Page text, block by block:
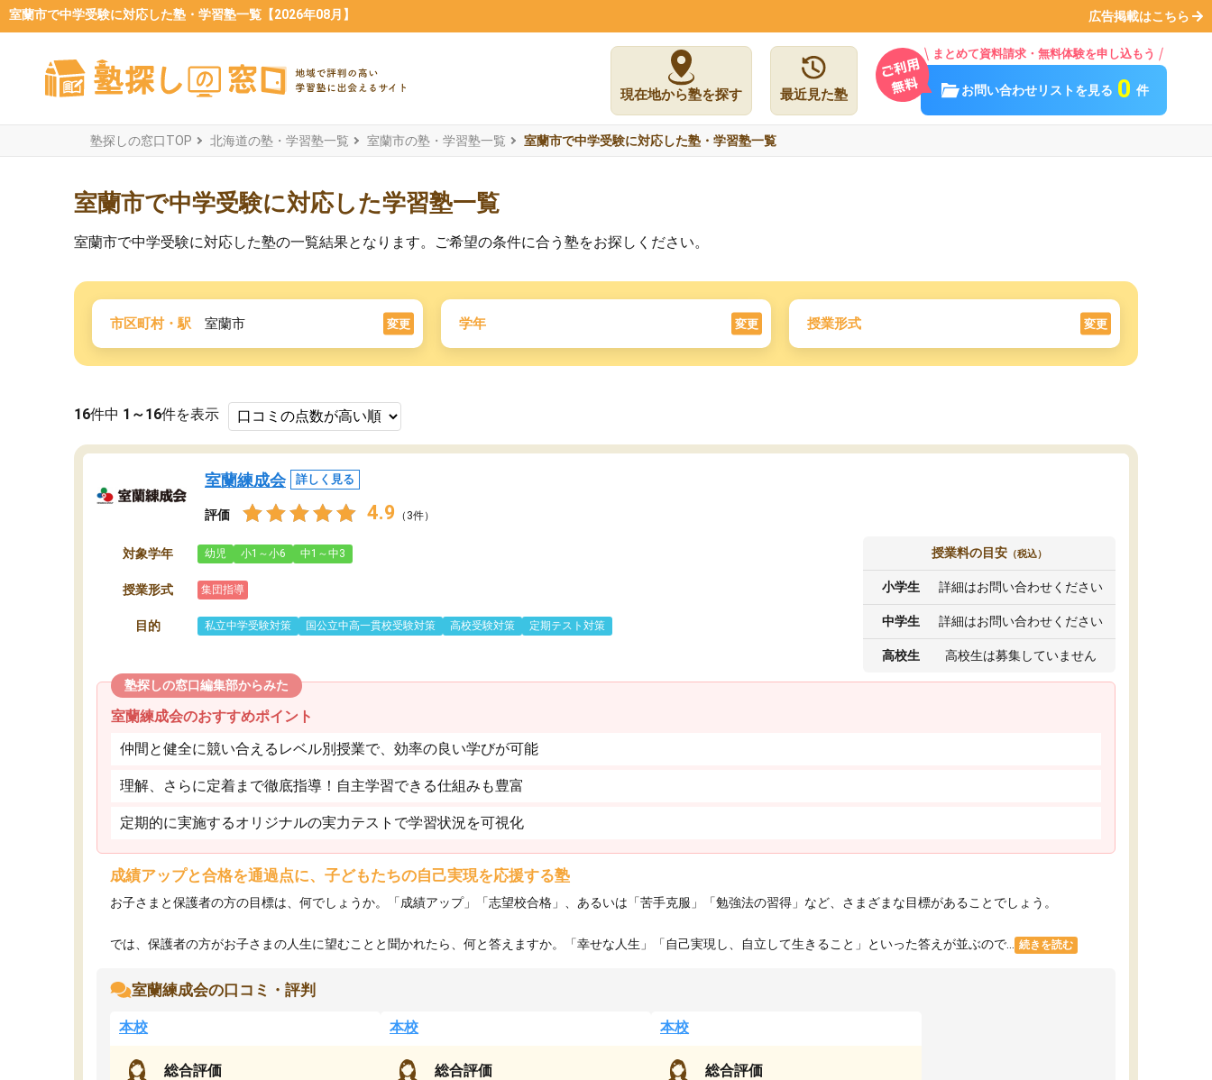
室蘭市で中学受験に対応した塾・学習塾一覧【2026年08月】 広告掲載はこちら
現在地から塾を探す 最近見た塾
まとめて資料請求・無料体験を申し込もう
お問い合わせリストを見る 0 件
塾探しの窓口TOP 北海道の塾・学習塾一覧 室蘭市の塾・学習塾一覧 室蘭市で中学受験に対応した塾・学習塾一覧
室蘭市で中学受験に対応した学習塾一覧
室蘭市で中学受験に対応した塾の一覧結果となります。ご希望の条件に合う塾をお探しください。
市区町村・駅 室蘭市 変更 学年 変更 授業形式 変更
16件中 1～16件を表示
室蘭練成会 詳しく見る
評価 4.9 （3件）
対象学年 幼児 小1～小6 中1～中3
授業形式 集団指導
目的 私立中学受験対策 国公立中高一貫校受験対策 高校受験対策 定期テスト対策
授業料の目安 （税込）
小学生 詳細はお問い合わせください
中学生 詳細はお問い合わせください
高校生 高校生は募集していません
塾探しの窓口編集部からみた
室蘭練成会のおすすめポイント
仲間と健全に競い合えるレベル別授業で、効率の良い学びが可能
理解、さらに定着まで徹底指導！自主学習できる仕組みも豊富
定期的に実施するオリジナルの実力テストで学習状況を可視化
成績アップと合格を通過点に、子どもたちの自己実現を応援する塾
お子さまと保護者の方の目標は、何でしょうか。「成績アップ」「志望校合格」、あるいは「苦手克服」「勉強法の習得」など、さまざまな目標があることでしょう。
では、保護者の方がお子さまの人生に望むことと聞かれたら、何と答えますか。「幸せな人生」「自己実現し、自立して生きること」といった答えが並ぶので... 続きを読む
室蘭練成会の口コミ・評判
本校
総合評価
本校
総合評価
本校
総合評価